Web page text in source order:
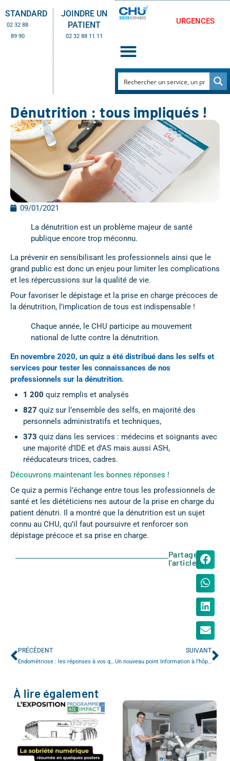
STANDARD
02 32 88
89 90
JOINDRE UN
PATIENT
02 32 88 11 11
URGENCES
Dénutrition : tous impliqués !
09/01/2021
La dénutrition est un problème majeur de santé
publique encore trop méconnu.
La prévenir en sensibilisant les professionnels ainsi que le
grand public est donc un enjeu pour limiter les complications
et les répercussions sur la qualité de vie.
Pour favoriser le dépistage et la prise en charge précoces de
la dénutrition, l’implication de tous est indispensable !
Chaque année, le CHU participe au mouvement
national de lutte contre la dénutrition.
En novembre 2020, un quiz a été distribué dans les selfs et
services pour tester les connaissances de nos
professionnels sur la dénutrition.
1 200 quiz remplis et analysés
827 quiz sur l’ensemble des selfs, en majorité des
personnels administratifs et techniques,
373 quiz dans les services : médecins et soignants avec
une majorité d’IDE et d’AS mais aussi ASH,
rééducateurs·trices, cadres.
Découvrons maintenant les bonnes réponses !
Ce quiz a permis l’échange entre tous les professionnels de
santé et les diététiciens·nes autour de la prise en charge du
patient dénutri. Il a montré que la dénutrition est un sujet
connu au CHU, qu’il faut poursuivre et renforcer son
dépistage précoce et sa prise en charge.
Partager
l'article
PRÉCÉDENT
Endométriose : les réponses à vos questions
SUIVANT
Un nouveau point Information à l’hôpital Charles-Nicolle
À lire également